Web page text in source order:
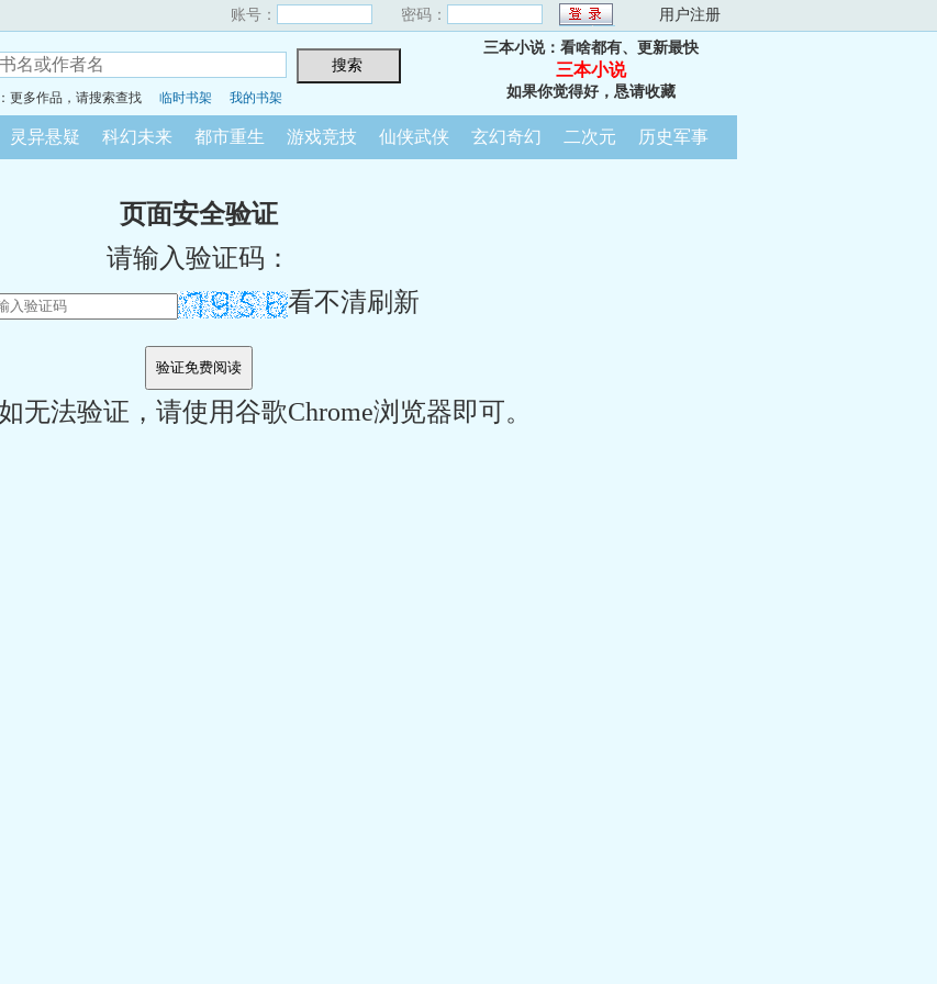
账号： 密码： 用户注册
更多作品，请搜索查找 临时书架 我的书架
三本小说：看啥都有、更新最快
三本小说
如果你觉得好，恳请收藏
灵异悬疑 科幻未来 都市重生 游戏竞技 仙侠武侠 玄幻奇幻 二次元 历史军事
页面安全验证
请输入验证码：
看不清刷新
无法验证，请使用谷歌Chrome浏览器即可。